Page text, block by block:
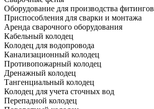
Оборудование для производства фитингов
Приспособления для сварки и монтажа
Аренда сварочного оборудования
Кабельный колодец
Колодец для водопровода
Канализационный колодец
Противопожарный колодец
Дренажный колодец
Тангенциальный колодец
Колодец для учета сточных вод
Перепадной колодец